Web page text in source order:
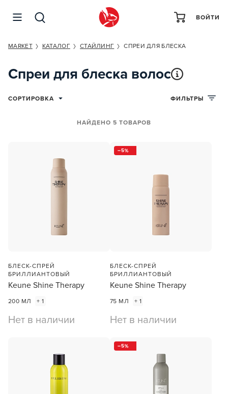
ВОЙТИ
MARKET КАТАЛОГ СТАЙЛИНГ СПРЕИ ДЛЯ БЛЕСКА
Спреи для блеска волос
СОРТИРОВКА
НАЙДЕНО 5 ТОВАРОВ
ФИЛЬТРЫ
БЛЕСК-СПРЕЙ
БРИЛЛИАНТОВЫЙ
Keune Shine Therapy
200 МЛ + 1
Нет в наличии
5
БЛЕСК-СПРЕЙ
БРИЛЛИАНТОВЫЙ
Keune Shine Therapy
75 МЛ + 1
Нет в наличии
5